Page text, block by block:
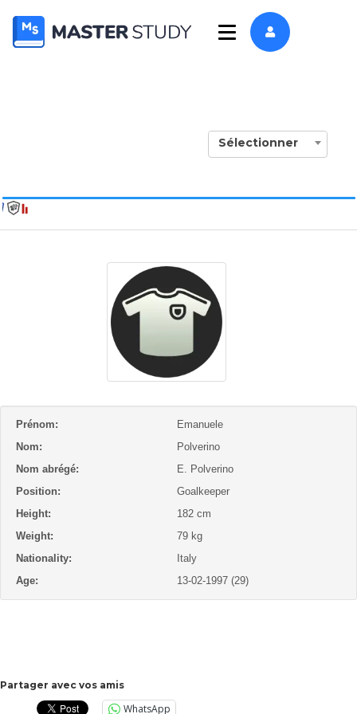
Sélectionner
Prénom:
Emanuele
Nom:
Polverino
Nom abrégé:
E. Polverino
Position:
Goalkeeper
Height:
182 cm
Weight:
79 kg
Nationality:
Italy
Age:
13-02-1997 (29)
Partager avec vos amis
WhatsApp